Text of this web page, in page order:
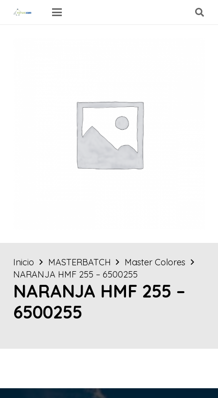
Inicio MASTERBATCH
Master Colores
NARANJA HMF 255 – 6500255
NARANJA HMF 255 –
6500255